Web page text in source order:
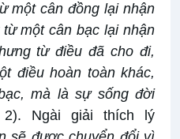
một cân đồng lại nhận
một cân bạc lại nhận
từ điều đã cho đi,
điều hoàn toàn khác,
mà là sự sống đời
Ngài giải thích lý